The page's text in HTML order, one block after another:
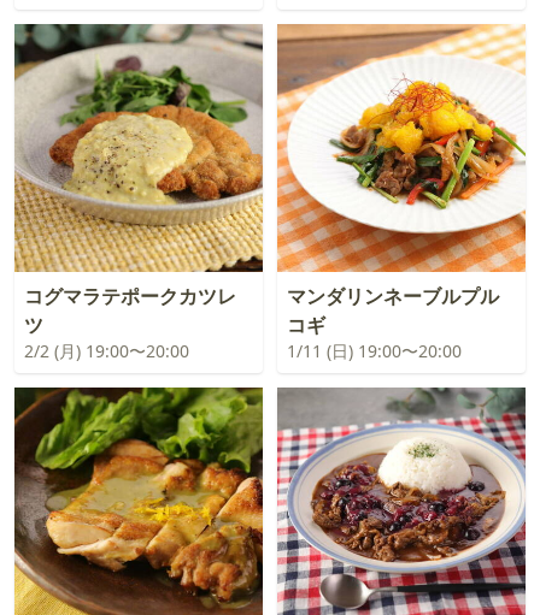
コグマラテポークカツレ
ツ
2/2 (月) 19:00〜20:00
マンダリンネーブルプル
コギ
1/11 (日) 19:00〜20:00